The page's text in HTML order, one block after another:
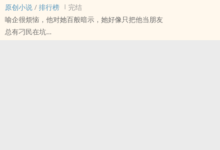
原创小说 / 排行榜
完结
喻企很烦恼，他对她百般暗示，她好像只把他当朋友
总有刁民在坑